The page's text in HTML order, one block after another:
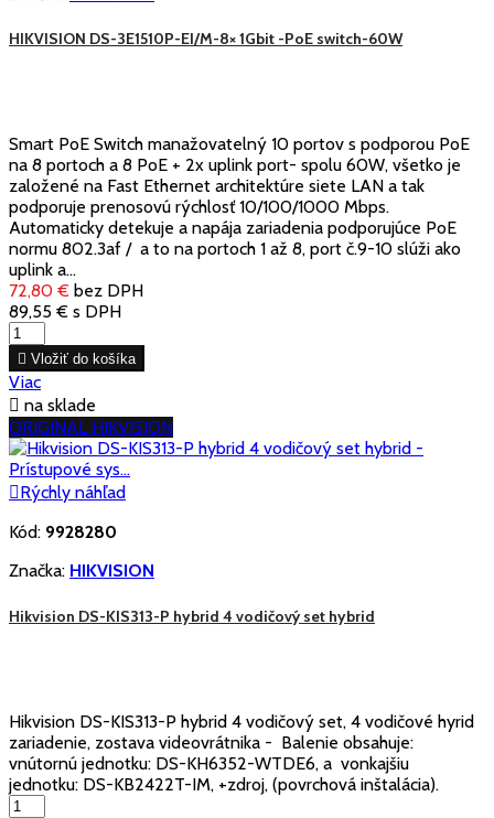
HIKVISION DS-3E1510P-EI/M-8× 1Gbit -PoE switch-60W
Smart PoE Switch manažovatelný 10 portov s podporou PoE
na 8 portoch a 8 PoE + 2x uplink port- spolu 60W, všetko je
založené na Fast Ethernet architektúre siete LAN a tak
podporuje prenosovú rýchlosť 10/100/1000 Mbps.
Automaticky detekuje a napája zariadenia podporujúce PoE
normu 802.3af / a to na portoch 1 až 8, port č.9-10 slúži ako
uplink a...
72,80 € bez DPH
89,55 € s DPH
 Vložiť do košíka
Viac
 na sklade
ORIGINAL HIKVISION
Rýchly náhľad
Kód: 9928280
Značka: HIKVISION
Hikvision DS-KIS313-P hybrid 4 vodičový set hybrid
Hikvision DS-KIS313-P hybrid 4 vodičový set, 4 vodičové hyrid
zariadenie, zostava videovrátnika - Balenie obsahuje:
vnútornú jednotku: DS-KH6352-WTDE6, a vonkajšiu
jednotku: DS-KB2422T-IM, +zdroj, (povrchová inštalácia).